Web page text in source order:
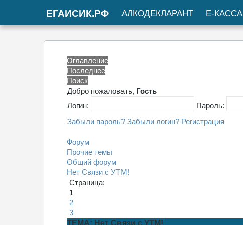
ЕГАИСИК.РФ АЛКОДЕКЛАРАНТ Е-КАССА
Оглавление
Последнее
Поиск
Добро пожаловать, Гость
Логин:
Пароль:
Забыли пароль? Забыли логин? Регистрация
Форум
Прочие темы
Общий форум
Нет Связи с УТМ!
Страница:
1
2
3
ТЕМА: Нет Связи с УТМ!